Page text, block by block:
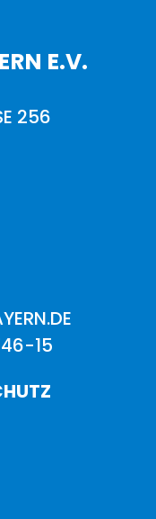
E.V.
256
15